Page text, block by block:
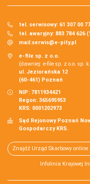
tel. serwisowy: 61 307 00
tel. awaryjny: 883 784 626
mail:serwis@e-pity.pl
e-file sp. z o.o.
(dawniej: e-file sp. z o.o. sp.
ul. Jeziorańska 12
(60-461) Poznań
NIP: 7811934421
Regon: 365695953
KRS: 0001202973
Sąd Rejonowy Poznań
Gospodarczy KRS.
Znajdź Urząd Skarbowy online
Infolinia Krajowej